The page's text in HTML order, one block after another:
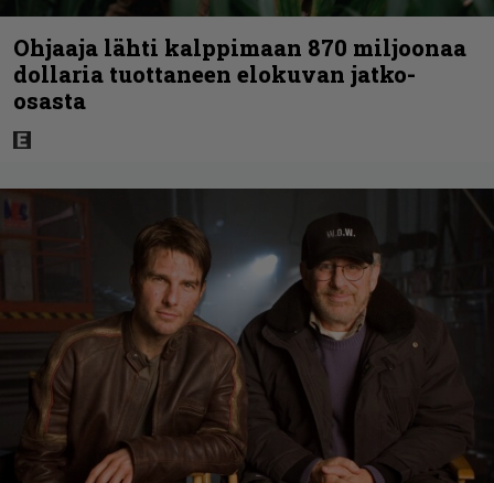
Ohjaaja lähti kalppimaan 870 miljoonaa
dollaria tuottaneen elokuvan jatko-
osasta